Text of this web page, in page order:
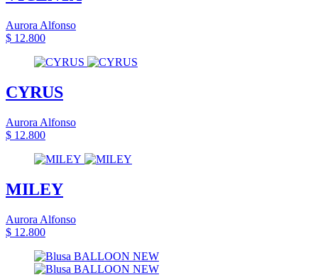
Aurora Alfonso
$ 12.800
CYRUS
Aurora Alfonso
$ 12.800
MILEY
Aurora Alfonso
$ 12.800